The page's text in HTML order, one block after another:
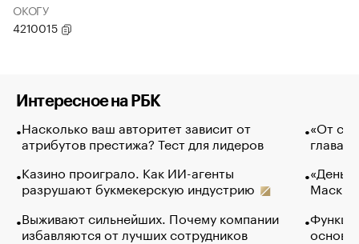
ОКОГУ
4210015
Интересное на РБК
Насколько ваш авторитет зависит от
атрибутов престижа? Тест для лидеров
Казино проиграло. Как ИИ-агенты
разрушают букмекерскую индустрию
Выживают сильнейших. Почему компании
избавляются от лучших сотрудников
«От
глава
Маск в
основ